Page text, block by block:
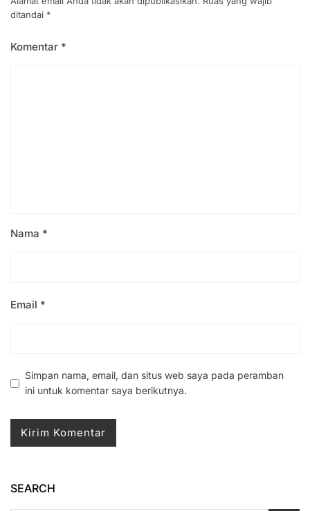
ditandai *
Komentar *
Nama *
Email *
Simpan nama, email, dan situs web saya pada peramban
ini untuk komentar saya berikutnya.
SEARCH